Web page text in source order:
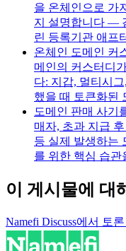
을 온체인으로 가
지 설명합니다 —
린 등록기관 애프
온체인 도메인 커
메인의 커스터디
다: 지갑, 멀티시
했을 때 토큰화된
도메인 판매 사기
매자, 초과 지급
등 실제 발생하는
를 위한 핵심 습관
이 게시물에 대
Namefi Discuss에서 토론